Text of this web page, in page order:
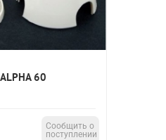
60
Сообщить о
поступлении